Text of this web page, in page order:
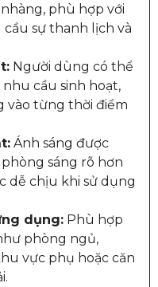
phù hợp với
sự thanh lịch và
Người dùng có thể
cầu sinh hoạt,
vào từng thời điểm
Ánh sáng được
sáng rõ hơn
dễ chịu khi sử dụng
dụng: Phù hợp
phòng ngủ,
vực phụ hoặc căn